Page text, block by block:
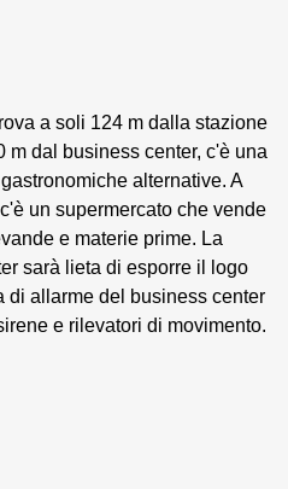
a soli 124 m dalla stazione
m dal business center, c'è una
alternative. A
un supermercato che vende
e materie prime. La
sarà lieta di esporre il logo
di allarme del business center
e rilevatori di movimento.